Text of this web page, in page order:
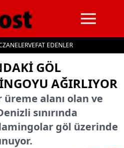
VEFAT EDENLER
GÖL
AĞIRLIYOR
alanı olan ve
sınırında
göl üzerinde